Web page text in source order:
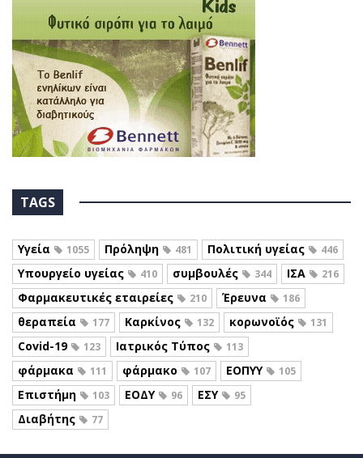
TAGS
Υγεία 1055 Πρόληψη 481 Πολιτική υγείας 446
Υπουργείο υγείας 410 συμβουλές 344 ΙΣΑ 216
Φαρμακευτικές εταιρείες 210 Έρευνα 186
θεραπεία 177 Καρκίνος 132 κορωνοϊός 131
Covid-19 123 Ιατρικός Τύπος 113
φάρμακα 111 φάρμακο 107 ΕΟΠΥΥ 105
Επιστήμη 103 ΕΟΔΥ 96 ΕΣΥ 95
Διαβήτης 77